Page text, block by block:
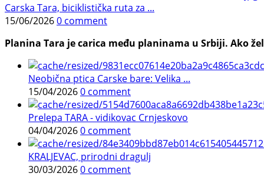
Carska Tara, biciklistička ruta za ...
15/06/20260 comment
Planina Tara je carica među planinama u Srbiji. Ako
Neobična ptica Carske bare: Velika ...
15/04/20260 comment
Prelepa TARA - vidikovac Crnjeskovo
04/04/20260 comment
KRALJEVAC, prirodni dragulj
30/03/20260 comment